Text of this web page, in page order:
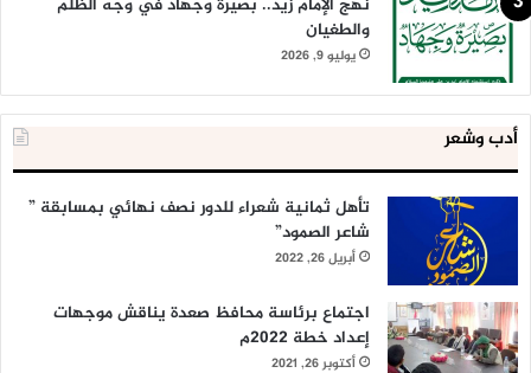
والطغيان
يوليو 9, 2026
أدب وشعر
تأهل ثمانية شعراء للدور نصف نهائي بمسابقة ”
شاعر الصمود”
أبريل 26, 2022
اجتماع برئاسة محافظ صعدة يناقش موجهات
إعداد خطة 2022م
أكتوبر 26, 2021